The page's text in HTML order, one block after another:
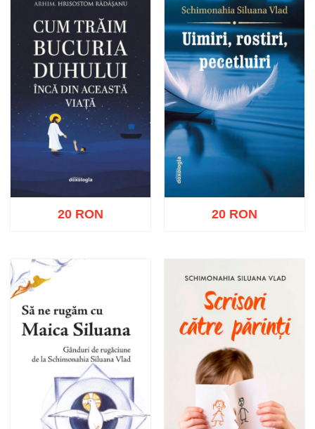
Adaugă în coș
20 RON
Adaugă în coș Wishlist
20 RON